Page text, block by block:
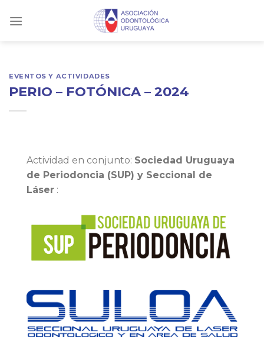
EVENTOS Y ACTIVIDADES
PERIO – FOTÓNICA – 2024
Actividad en conjunto: Sociedad Uruguaya
de Periodoncia (SUP) y Seccional de
Láser :